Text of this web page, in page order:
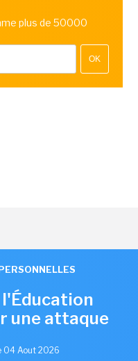
plus de 50000
OK
une attaque
04 Aout 2026